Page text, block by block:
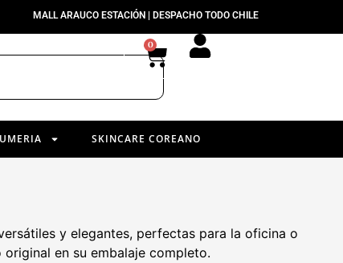
MALL ARAUCO ESTACIÓN | DESPACHO TODO CHILE
0
SKINCARE COREANO
y elegantes, perfectas para la oficina o
en su embalaje completo.